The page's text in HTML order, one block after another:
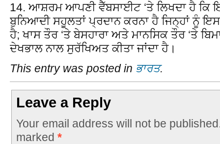
14. ਆਸ਼ਰਮ ਆਪਣੀ ਵੈੱਬਸਾਈਟ ‘ਤੇ ਲਿਖਦਾ ਹੈ ਕਿ
ਬੁਨਿਆਦੀ ਸਹੂਲਤਾਂ ਪ੍ਰਦਾਨ ਕਰਨਾ ਹੈ ਜਿਨ੍ਹਾਂ ਨੂੰ
ਹੈ; ਖਾਸ ਤੌਰ ‘ਤੇ ਬੇਸਹਾਰਾ ਅਤੇ ਮਾਨਸਿਕ ਤੌਰ ‘ਤੇ
ਦੇਖਭਾਲ ਨਾਲ ਸੁਰੱਖਿਅਤ ਕੀਤਾ ਜਾਂਦਾ ਹੈ।
This entry was posted in ਭਾਰਤ.
Leave a Reply
Your email address will not be
marked *